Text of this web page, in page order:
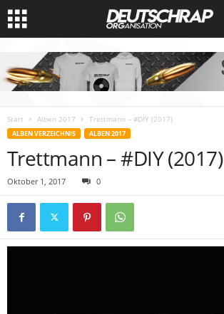
Start Alben 2017 Trettmann – #DIY (2017)
ALBEN VERZEICHNIS ALBEN 2017
Trettmann – #DIY (2017)
Oktober 1, 2017 0